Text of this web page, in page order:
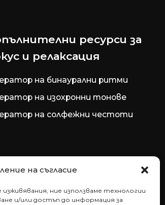
на съгласие
ние използваме технологии
и/или достъп до информация за
ресурси за
и релаксация
на бинаурални ритми
на изохронни тонове
на солфежни честоти